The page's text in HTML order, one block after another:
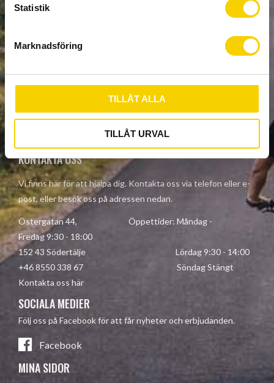
k
s
v
a
l
Statistik
Marknadsföring
TILLÅT ALLA
TILLÅT URVAL
Your personal information is processed in accordance with our
privacy policy
KONTAKTA OSS
Vi finns här för att hjälpa dig. Kontakta oss via telefon eller e-
post, eller besök oss på adressen nedan.
Östergatan 44, Öppettider: Måndag -
Fredag 9:30 - 18:00
152 43 Södertälje Lördag 9:30 - 14:00
+46 8550 338 67 Söndag Stängt
Kontakta oss här
SOCIALA MEDIER
Följ oss på Facebook för att får nyheter och erbjudanden.
Facebook
MINA SIDOR